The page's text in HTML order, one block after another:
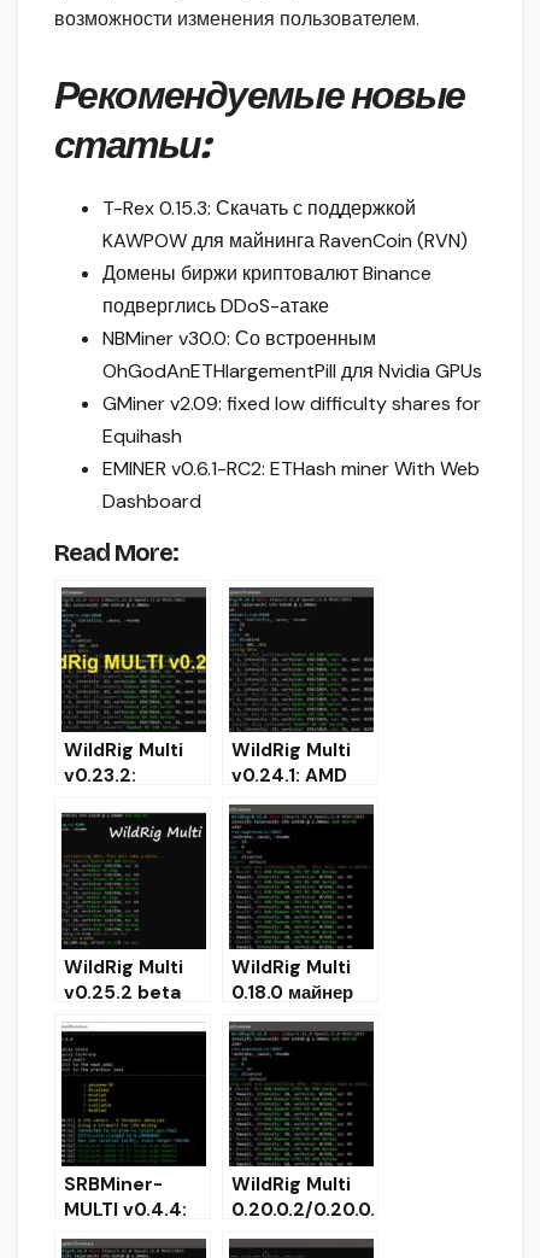
возможности изменения пользователем.
Рекомендуемые новые
статьи:
T-Rex 0.15.3: Скачать с поддержкой
KAWPOW для майнинга RavenCoin (RVN)
Домены биржи криптовалют Binance
подверглись DDoS-атаке
NBMiner v30.0: Со встроенным
OhGodAnETHlargementPill для Nvidia GPUs
GMiner v2.09: fixed low difficulty shares for
Equihash
EMINER v0.6.1-RC2: ETHash miner With Web
Dashboard
Read More:
WildRig Multi
v0.23.2:
поддержка
майнинга
ProgPow и
KawPow
WildRig Multi
v0.24.1: AMD
GPU Miner c
улучшенной
производитель
ностью
KAWPOW
WildRig Multi
v0.25.2 beta
(multi algo
miner for AMD
& NVIDIA)
WildRig Multi
0.18.0 майнер
для AMD GPUs
(Скачать)
SRBMiner-
MULTI v0.4.4:
Скачать с
WildRig Multi
0.20.0.2/0.20.0.
3 beta (AMD